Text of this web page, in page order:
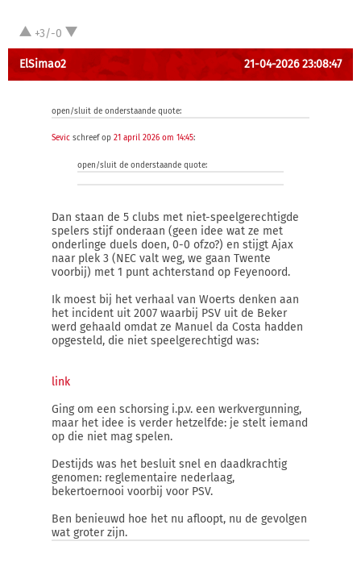
+3/-0
ElSimao2 21-04-2026 23:08:47
open/sluit de onderstaande quote:
Sevic schreef op 21 april 2026 om 14:45:
open/sluit de onderstaande quote:
Dan staan de 5 clubs met niet-speelgerechtigde
spelers stijf onderaan (geen idee wat ze met
onderlinge duels doen, 0-0 ofzo?) en stijgt Ajax
naar plek 3 (NEC valt weg, we gaan Twente
voorbij) met 1 punt achterstand op Feyenoord.
Ik moest bij het verhaal van Woerts denken aan
het incident uit 2007 waarbij PSV uit de Beker
werd gehaald omdat ze Manuel da Costa hadden
opgesteld, die niet speelgerechtigd was:
link
Ging om een schorsing i.p.v. een werkvergunning,
maar het idee is verder hetzelfde: je stelt iemand
op die niet mag spelen.
Destijds was het besluit snel en daadkrachtig
genomen: reglementaire nederlaag,
bekertoernooi voorbij voor PSV.
Ben benieuwd hoe het nu afloopt, nu de gevolgen
wat groter zijn.